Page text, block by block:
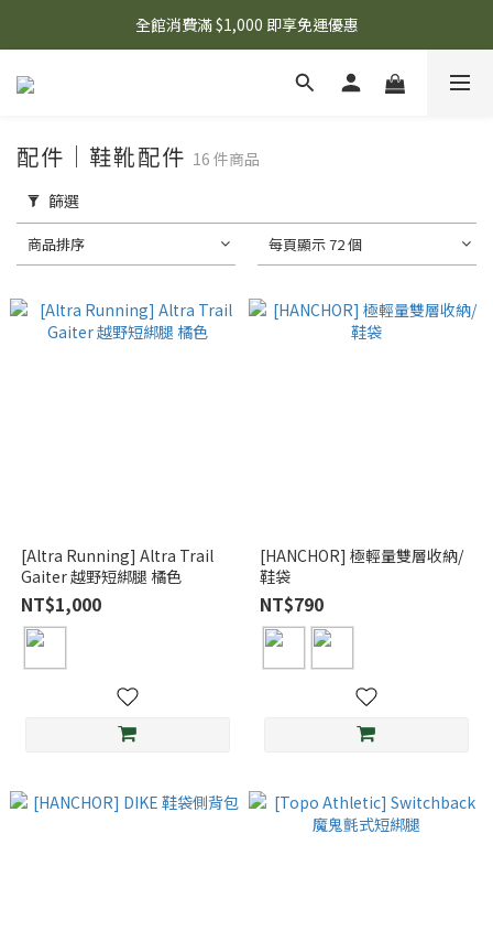
🌟 想知道現在有什麼優惠嗎？ 點擊查看最新優惠！
全館消費滿 $1,000 即享免運優惠
🌟 想知道現在有什麼優惠嗎？ 點擊查看最新優惠！
配件｜鞋靴配件 16 件商品
篩選
商品排序 每頁顯示 72 個
[Altra Running] Altra Trail
Gaiter 越野短綁腿 橘色
NT$1,000
[HANCHOR] 極輕量雙層收納/
鞋袋
NT$790